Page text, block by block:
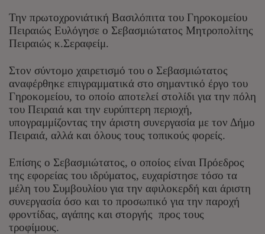
Την πρωτοχρονιάτική Βασιλόπιτα του Γηροκομείου
Πειραιώς Ευλόγησε ο Σεβασμιώτατος Μητροπολίτης
Πειραιώς κ.Σεραφείμ.
Στον σύντομο χαιρετισμό του ο Σεβασμιώτατος
αναφέρθηκε επιγραμματικά στο σημαντικό έργο του
Γηροκομείου, το οποίο αποτελεί στολίδι για την πόλη
του Πειραιά και την ευρύπτερη περιοχή,
υπογραμμίζοντας την άριστη συνεργασία με τον Δήμο
Πειραιά, αλλά και όλους τους τοπικούς φορείς.
Επίσης ο Σεβασμιώτατος, ο οποίος είναι Πρόεδρος
της εφορείας του ιδρύματος, ευχαρίστησε τόσο τα
μέλη του Συμβουλίου για την αφιλοκερδή και άριστη
συνεργασία όσο και το προσωπικό για την παροχή
φροντίδας, αγάπης και στοργής προς τους
τροφίμους.